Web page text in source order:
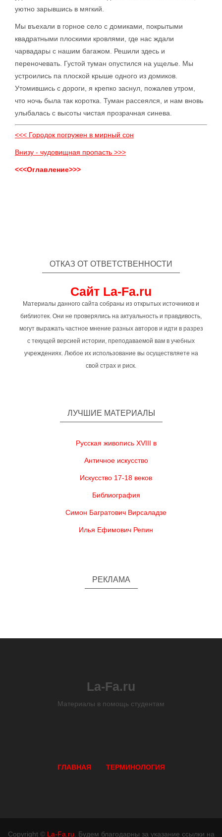
уютно зарывшись в мягкий.
Мы въехали в горное село с домиками, покрытыми
квадратными плоскими кровлями, где нас ждали
чарвадары с нашим багажом. Решили здесь и
переночевать. Густой туман опустился на ущелье. Мы
устроились па плоской крыше одного из домиков.
Утомившись с дороги, я крепко заснул, пожалев утром,
что ночь была так коротка. Туман рассеялся, и нам вновь
улыбалась с высоты чистая прозрачная синева.
<<< Городок погружен в мирный сон
Внизу - чудовищная пропасть >>>
<<<Оглавление>>>
ОТКАЗ ОТ ОТВЕТСТВЕННОСТИ
Сайт La-Fa.ru
Материалы данного сайта собраны из открытых источников и
библиотек. Они не проверялись на актуальность и правдивость,
могут выражать частное мнение разных авторов и идти в разрез
с текущей версией истории, преподаваемой вам в учебных
учреждениях. Любое их использование вы осуществляете на
свой страх и риск.
ЛУЧШИЕ МАТЕРИАЛЫ
Русская живопись XVIII в
Античное искусство
Искусство 17-18 веков
Библиография
Симон Багратович Вирсаладзе
Илья Ефимович Репин
РЕКЛАМА
La-Fa.ru
Материалы в помощь студентам
ГЛАВНАЯ ТЕРМИНОЛОГИЯ
Copyright © La-Fa.ru . Будем благодарны за указание ссылки на